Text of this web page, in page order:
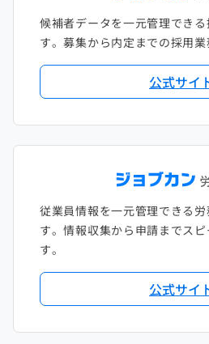
候補者データを一元管理でき
す。募集から内定までの採用業
公式サイ
従業員情報を一元管理できる
す。情報収集から申請までス
す。
公式サイ